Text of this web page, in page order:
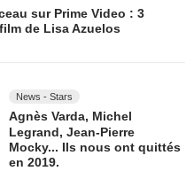
sur Prime Video : 3
de Lisa Azuelos
News - Stars
Agnès Varda, Michel
Legrand, Jean-Pierre
Mocky... Ils nous ont quittés
en 2019.